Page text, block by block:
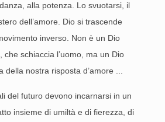
alla potenza. Lo svuotarsi, il
dell’amore. Dio si trascende
inverso. Non è un Dio
che schiaccia l’uomo, ma un Dio
della nostra risposta d’amore ...
del futuro devono incarnarsi in un
insieme di umiltà e di fierezza, di